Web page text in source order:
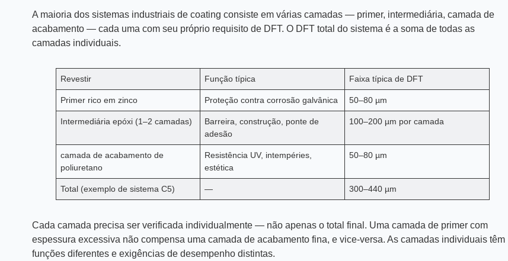
A maioria dos sistemas industriais de coating consiste em várias camadas — primer, intermediária, camada de
acabamento — cada uma com seu próprio requisito de DFT. O DFT total do sistema é a soma de todas as
camadas individuais.
Revestir Função típica Faixa típica de DFT
Primer rico em zinco Proteção contra corrosão galvânica 50–80 µm
Intermediária epóxi (1–2 camadas)
Barreira, construção, ponte de
adesão
100–200 µm por camada
camada de acabamento de
poliuretano
Resistência UV, intempéries,
estética
50–80 µm
Total (exemplo de sistema C5) — 300–440 µm
Cada camada precisa ser verificada individualmente — não apenas o total final. Uma camada de primer com
espessura excessiva não compensa uma camada de acabamento fina, e vice-versa. As camadas individuais têm
funções diferentes e exigências de desempenho distintas.